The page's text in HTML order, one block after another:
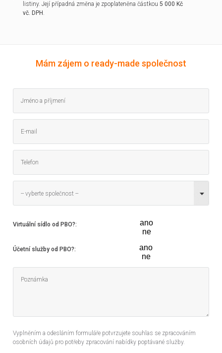
listiny. Její případná změna je zpoplateněna částkou5 000 Kč
vč. DPH .
Mám zájem o ready-made společnost
-- vyberte společnost --
Virtuální sídlo od PBO?:
ano
ne
Účetní služby od PBO?:
ano
ne
Vyplněním a odesláním formuláře potvrzujete souhlas se zpracováním
osobních údajů pro potřeby zpracování nabídky poptávané služby.